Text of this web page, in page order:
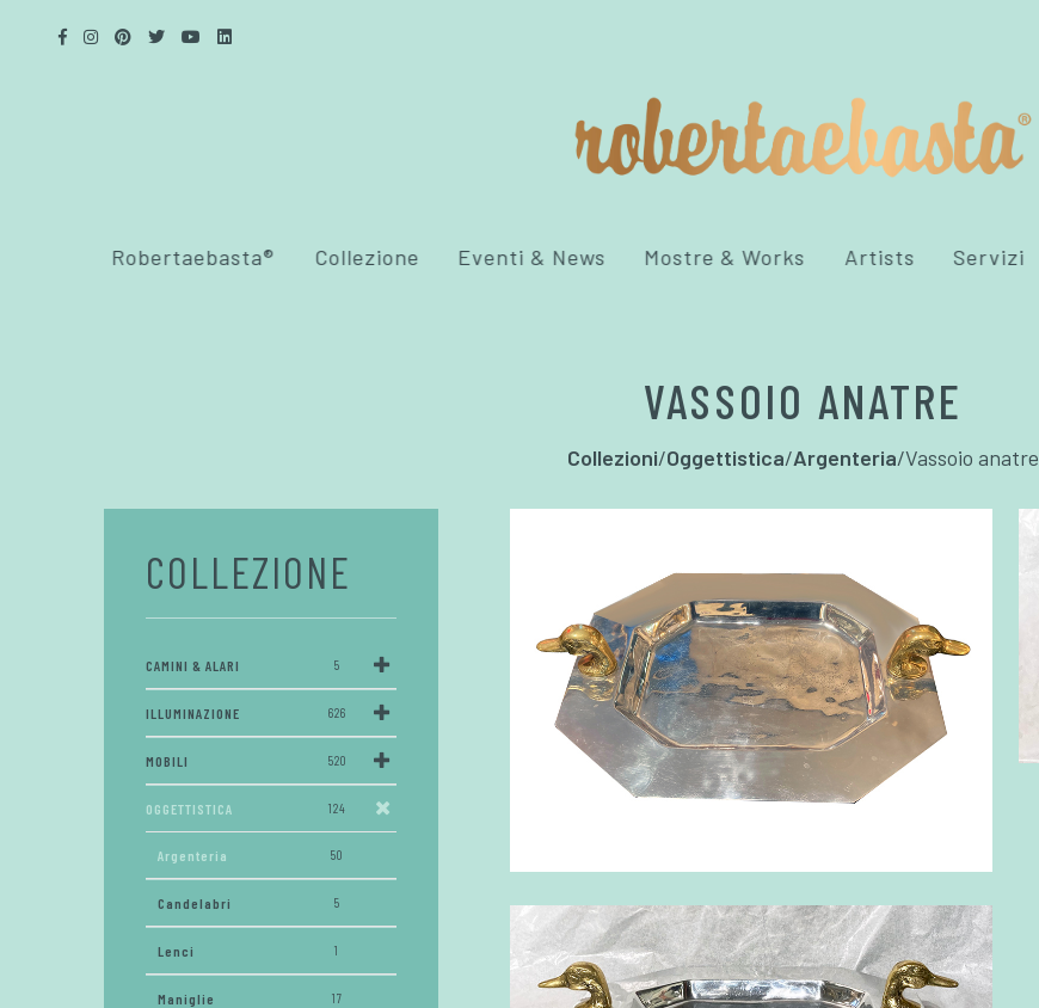
Robertaebasta® Collezione Eventi & News Mostre & Works Artists Servizi
VASSOIO ANATRE
Collezioni/Oggettistica/Argenteria/Vassoio anatre
COLLEZIONE
CAMINI & ALARI 5
ILLUMINAZIONE 626
MOBILI 520
OGGETTISTICA 124
Argenteria 50
Candelabri 5
Lenci 1
Maniglie 17